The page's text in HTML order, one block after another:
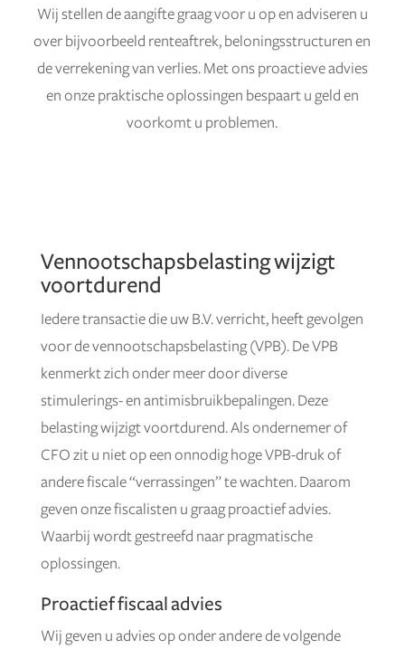
Wij stellen de aangifte graag voor u op en adviseren u
over bijvoorbeeld renteaftrek, beloningsstructuren en
de verrekening van verlies. Met ons proactieve advies
en onze praktische oplossingen bespaart u geld en
voorkomt u problemen.
Vennootschapsbelasting wijzigt
voortdurend
Iedere transactie die uw B.V. verricht, heeft gevolgen
voor de vennootschapsbelasting (VPB). De VPB
kenmerkt zich onder meer door diverse
stimulerings- en antimisbruikbepalingen. Deze
belasting wijzigt voortdurend. Als ondernemer of
CFO zit u niet op een onnodig hoge VPB-druk of
andere fiscale “verrassingen” te wachten. Daarom
geven onze fiscalisten u graag proactief advies.
Waarbij wordt gestreefd naar pragmatische
oplossingen.
Proactief fiscaal advies
Wij geven u advies op onder andere de volgende